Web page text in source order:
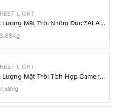
LIGHT
Mặt Trời Nhôm Đúc ZALAA
IP65
LIGHT
Mặt Trời Tích Hợp Camera
(80W, IP65)